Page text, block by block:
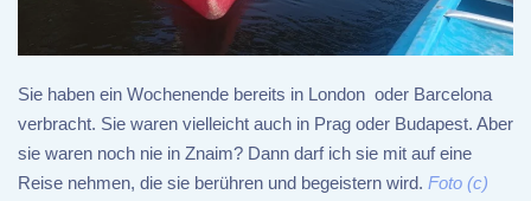
Sie haben ein Wochenende bereits in London oder Barcelona
verbracht. Sie waren vielleicht auch in Prag oder Budapest. Aber
sie waren noch nie in Znaim? Dann darf ich sie mit auf eine
Reise nehmen, die sie berühren und begeistern wird. Foto (c)